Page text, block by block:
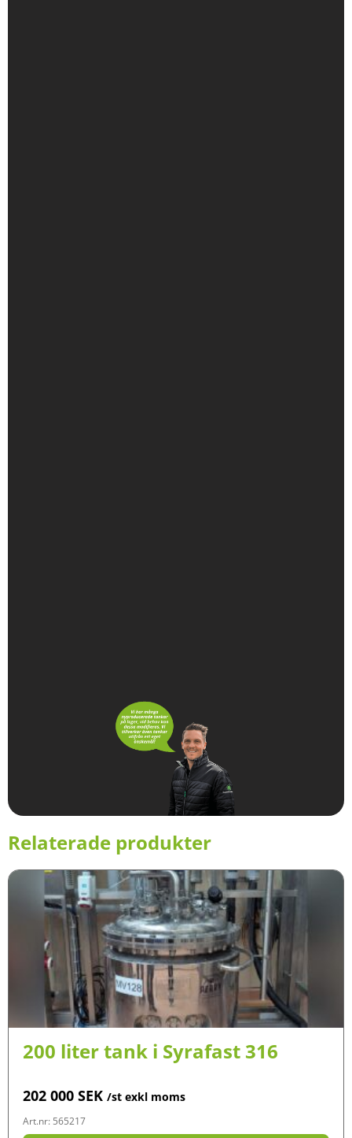
Relaterade produkter
200 liter tank i Syrafast 316
202 000 SEK /st exkl moms
Art.nr: 565217